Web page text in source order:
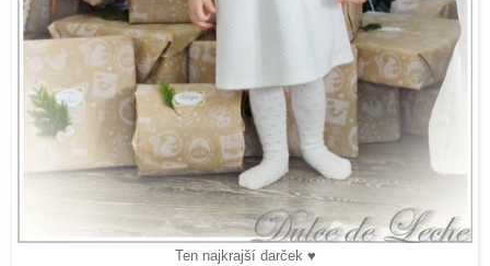
Ten najkrajší darček ♥